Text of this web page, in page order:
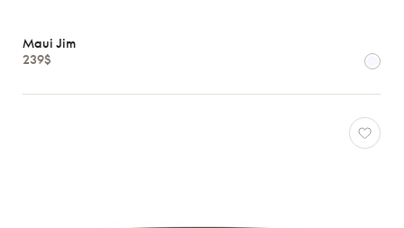
Maui Jim
239$